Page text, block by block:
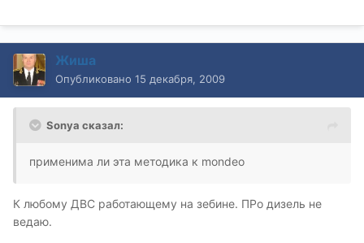
Жиша
Опубликовано 15 декабря, 2009
Sonya сказал:
применима ли эта методика к mondeo
К любому ДВС работающему на зебине. ПРо дизель не
ведаю.